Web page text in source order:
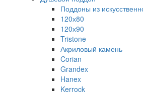
Поддоны из
120х80
120х90
Tristone
Акриловый камень
Corian
Grandex
Hanex
Kerrock